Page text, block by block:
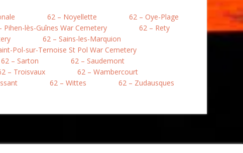
62 – Noyellette
62 – Oye-Plage
Pihen-lès-Guînes War Cemetery
62 – Rety
62 – Sains-les-Marquion
Pol-sur-Ternoise St Pol War Cemetery
62 – Sarton
62 – Saudemont
– Troisvaux
62 – Wambercourt
62 – Wittes 62 – Zudausques